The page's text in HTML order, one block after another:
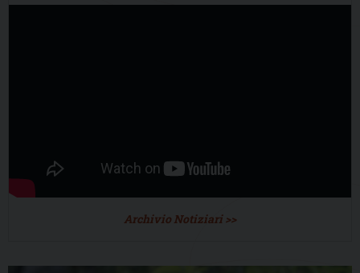
Archivio Notiziari >>